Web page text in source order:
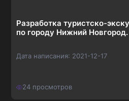
Разработка туристско-
по городу Нижний Новгород.
Дата написания: 2021-12-17
24 просмотров